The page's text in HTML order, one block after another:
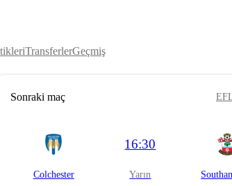
TransferlerGeçmiş
Sonraki maç
Colchester
16:30
yarın